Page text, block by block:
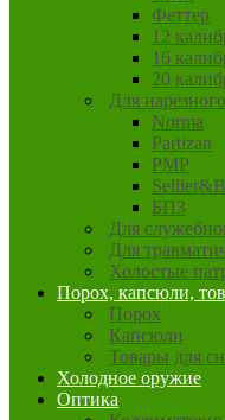
Феттер
12
16
20
Для
Norma
Partizan
PMP
БПЗ
Для
Для
Холостые
Порох, капсюли,
Порох
Капсюли
Товары для
Холодное оружие
Оптика